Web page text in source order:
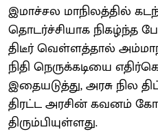
இமாச்சல மாநிலத்தில்
தொடர்ச்சியாக நிகழ்ந்த
திடீர் வெள்ளத்தால்
நிதி நெருக்கடியை
இதையடுத்து, அரசு நில
திரட்ட அரசின் கவனம்
திரும்பியுள்ளது.